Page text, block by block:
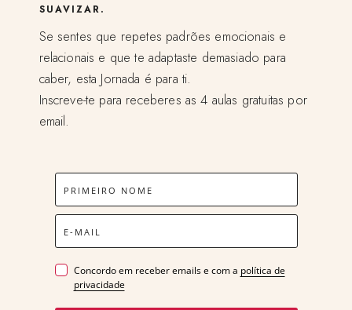
SUAVIZAR.
Se sentes que repetes padrões emocionais e
relacionais e que te adaptaste demasiado para
caber, esta Jornada é para ti.
Inscreve-te para receberes as 4 aulas gratuitas por
email.
Concordo em receber emails e com a política de
privacidade